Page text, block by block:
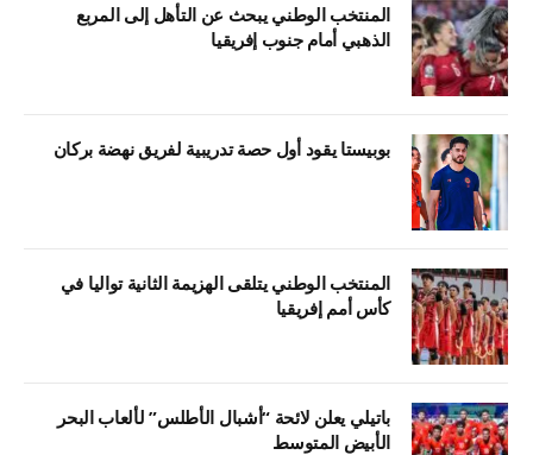
المنتخب الوطني يبحث عن التأهل إلى المربع
الذهبي أمام جنوب إفريقيا
بوبيستا يقود أول حصة تدريبية لفريق نهضة بركان
المنتخب الوطني يتلقى الهزيمة الثانية تواليا في
كأس أمم إفريقيا
باتيلي يعلن لائحة “أشبال الأطلس” لألعاب البحر
الأبيض المتوسط